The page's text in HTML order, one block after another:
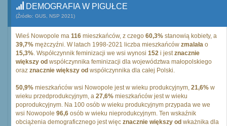
DEMOGRAFIA W PIGUŁCE
(Źródło: GUS, NSP 2021)
Wieś Nowopole ma 116 mieszkańców, z czego 60,3% stanowią kobiety, a
39,7% mężczyźni. W latach 1998-2021 liczba mieszkańców zmalała o
15,3%. Współczynnik feminizacji we wsi wynosi 152 i jestznacznie
większy od współczynnika feminizacji dla województwa małopolskiego
oraz znacznie większy od współczynnika dla całej Polski.
50,9% mieszkańców wsi Nowopole jest w wieku produkcyjnym, 21,6% w
wieku przedprodukcyjnym, a 27,6% mieszkańców jest w wieku
poprodukcyjnym. Na 100 osób w wieku produkcyjnym przypada we we
wsi Nowopole 96,6 osób w wieku nieprodukcyjnym. Ten wskaźnik
obciążenia demograficznego jest więc znacznie większy od wkażnika dla